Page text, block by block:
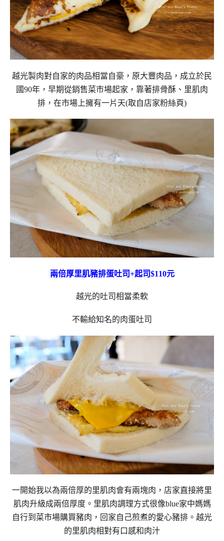
越光製肉對自家的肉品相當自豪，原大豐肉品，成立於民
國90年，早期從銷售菜市場起家，靠著排骨酥、里肌肉
排，在市場上擁有一片天(取自店家粉絲頁)
兩倍厚里肌豬排蛋吐司+起司$110元
越光的吐司相當柔軟
不輸給知名的肉蛋吐司
一開始我以為兩倍厚的里肌肉會有兩塊肉，店家直接將里
肌肉升級成兩倍厚度。里肌肉調理方式很像blue家中媽媽
自行到菜市場購買豬肉，回家自己煎煮的愛心豬排。越光
的里肌肉相對有口感和肉汁